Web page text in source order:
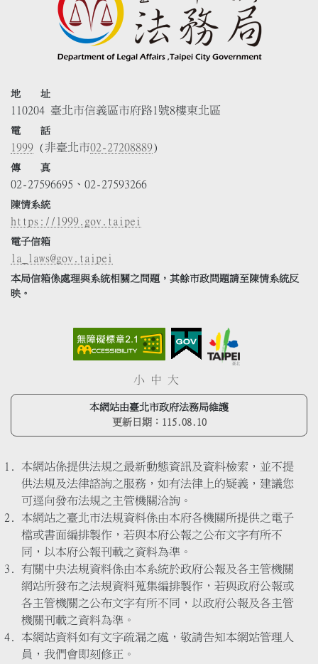
地 址
110204 臺北市信義區市府路1號8樓東北區
電 話
1999 (非臺北市02-27208889)
傳 真
02-27596695、02-27593266
陳情系統
https://1999.gov.taipei
電子信箱
la_laws@gov.taipei
本局信箱係處理與系統相關之問題，其餘市政問題請至陳情系統反
映。
小 中 大
本網站由臺北市政府法務局維護
更新日期： 115.08.10
本網站係提供法規之最新動態資訊及資料檢索，並不提
供法規及法律諮詢之服務，如有法律上的疑義，建議您
可逕向發布法規之主管機關洽詢。
本網站之臺北市法規資料係由本府各機關所提供之電子
檔或書面編排製作，若與本府公報之公布文字有所不
同，以本府公報刊載之資料為準。
有關中央法規資料係由本系統於政府公報及各主管機關
網站所發布之法規資料蒐集編排製作，若與政府公報或
各主管機關之公布文字有所不同，以政府公報及各主管
機關刊載之資料為準。
本網站資料如有文字疏漏之處，敬請告知本網站管理人
員，我們會即刻修正。